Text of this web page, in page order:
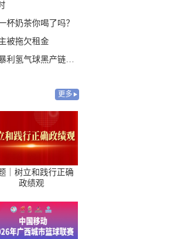
杯奶茶你喝了吗？
被拖欠租金
球黑产链隐藏20年
更多
｜树立和践行正确
政绩观